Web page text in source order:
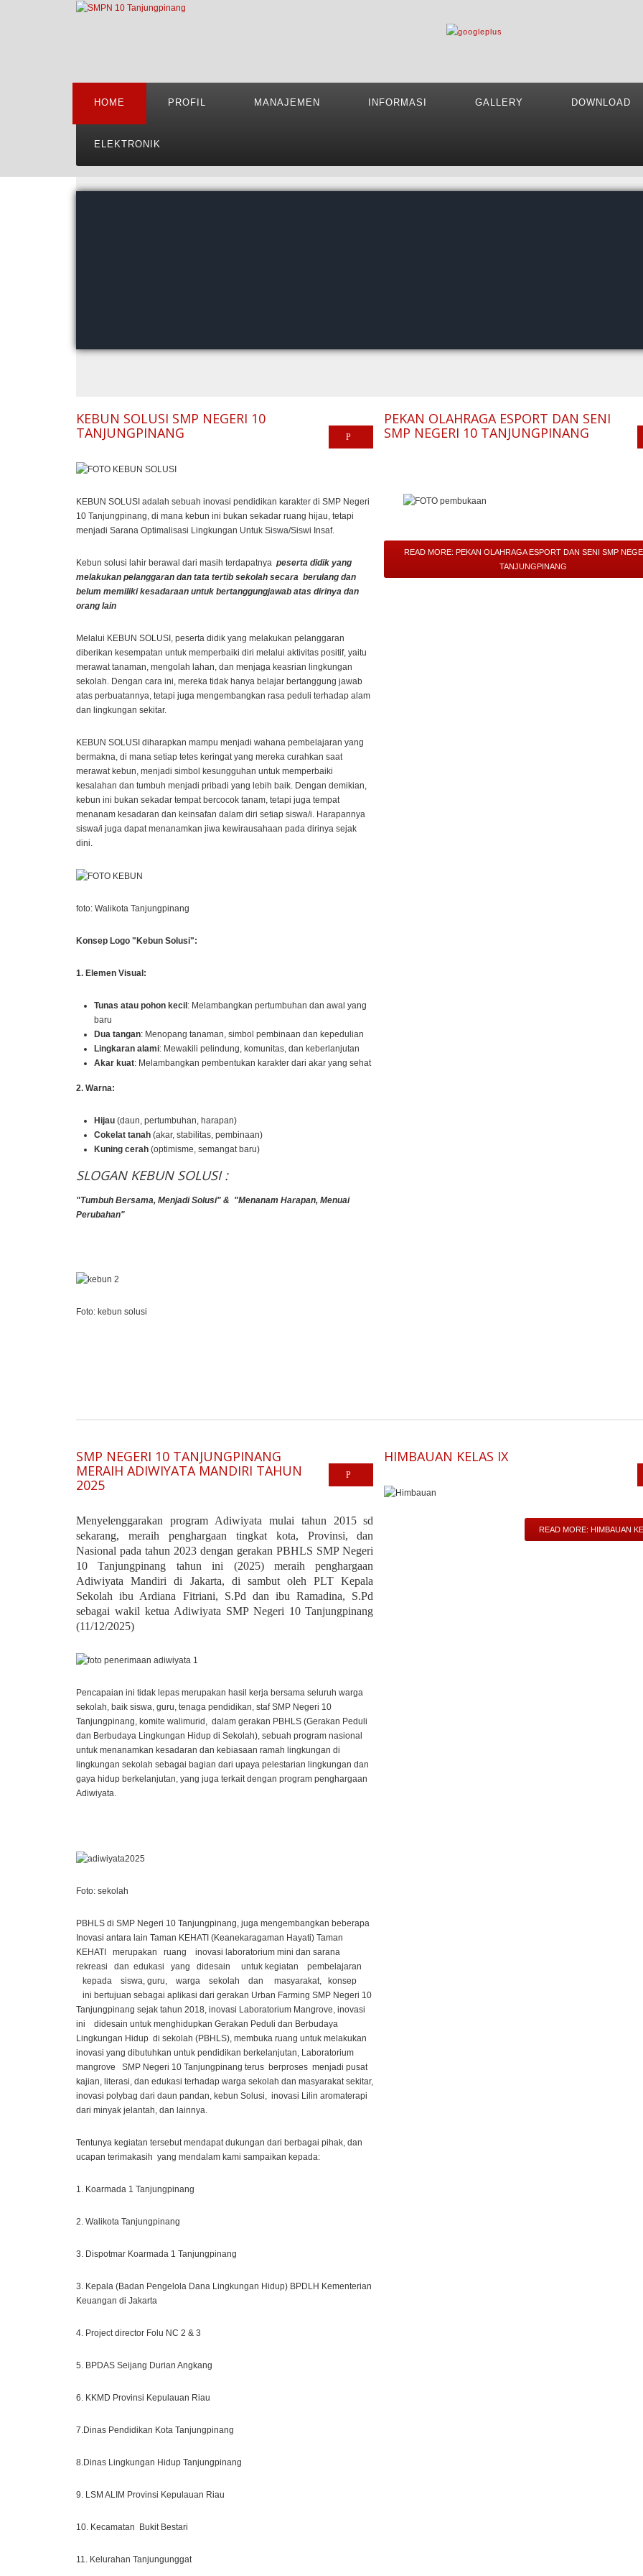
HOME PROFIL MANAJEMEN INFORMASI GALLERY DOWNLOAD
ELEKTRONIK
KEBUN SOLUSI SMP NEGERI 10
TANJUNGPINANG
KEBUN SOLUSI adalah sebuah inovasi pendidikan karakter di SMP Negeri
10 Tanjungpinang, di mana kebun ini bukan sekadar ruang hijau, tetapi
menjadi Sarana Optimalisasi Lingkungan Untuk Siswa/Siswi Insaf.
Kebun solusi lahir berawal dari masih terdapatnya peserta didik yang
melakukan pelanggaran dan tata tertib sekolah secara berulang dan
belum memiliki kesadaraan untuk bertanggungjawab atas dirinya dan
orang lain
Melalui KEBUN SOLUSI, peserta didik yang melakukan pelanggaran
diberikan kesempatan untuk memperbaiki diri melalui aktivitas positif, yaitu
merawat tanaman, mengolah lahan, dan menjaga keasrian lingkungan
sekolah. Dengan cara ini, mereka tidak hanya belajar bertanggung jawab
atas perbuatannya, tetapi juga mengembangkan rasa peduli terhadap alam
dan lingkungan sekitar.
KEBUN SOLUSI diharapkan mampu menjadi wahana pembelajaran yang
bermakna, di mana setiap tetes keringat yang mereka curahkan saat
merawat kebun, menjadi simbol kesungguhan untuk memperbaiki
kesalahan dan tumbuh menjadi pribadi yang lebih baik. Dengan demikian,
kebun ini bukan sekadar tempat bercocok tanam, tetapi juga tempat
menanam kesadaran dan keinsafan dalam diri setiap siswa/i. Harapannya
siswa/i juga dapat menanamkan jiwa kewirausahaan pada dirinya sejak
dini.
foto: Walikota Tanjungpinang
Konsep Logo "Kebun Solusi":
1. Elemen Visual:
Tunas atau pohon kecil: Melambangkan pertumbuhan dan awal yang
baru
Dua tangan: Menopang tanaman, simbol pembinaan dan kepedulian
Lingkaran alami: Mewakili pelindung, komunitas, dan keberlanjutan
Akar kuat: Melambangkan pembentukan karakter dari akar yang sehat
2. Warna:
Hijau (daun, pertumbuhan, harapan)
Cokelat tanah (akar, stabilitas, pembinaan)
Kuning cerah (optimisme, semangat baru)
SLOGAN KEBUN SOLUSI :
"Tumbuh Bersama, Menjadi Solusi" & "Menanam Harapan, Menuai
Perubahan"
Foto: kebun solusi
PEKAN OLAHRAGA ESPORT DAN SENI
SMP NEGERI 10 TANJUNGPINANG
READ MORE: PEKAN OLAHRAGA ESPORT DAN SENI SMP
TANJUNGPINANG
SMP NEGERI 10 TANJUNGPINANG
MERAIH ADIWIYATA MANDIRI TAHUN
2025
Menyelenggarakan program Adiwiyata mulai tahun 2015 sd
sekarang, meraih penghargaan tingkat kota, Provinsi, dan
Nasional pada tahun 2023 dengan gerakan PBHLS SMP Negeri
10 Tanjungpinang tahun ini (2025)meraih penghargaan
Adiwiyata Mandiri di Jakarta, di sambut oleh PLT Kepala
Sekolah ibu Ardiana Fitriani, S.Pd dan ibu Ramadina, S.Pd
sebagai wakil ketua Adiwiyata SMP Negeri 10 Tanjungpinang
(11/12/2025)
Pencapaian ini tidak lepas merupakan hasil kerja bersama seluruh warga
sekolah, baik siswa, guru, tenaga pendidikan, staf SMP Negeri 10
Tanjungpinang, komite walimurid, dalam gerakan PBHLS (Gerakan Peduli
dan Berbudaya Lingkungan Hidup di Sekolah), sebuah program nasional
untuk menanamkan kesadaran dan kebiasaan ramah lingkungan di
lingkungan sekolah sebagai bagian dari upaya pelestarian lingkungan dan
gaya hidup berkelanjutan, yang juga terkait dengan program penghargaan
Adiwiyata.
Foto: sekolah
PBHLS di SMP Negeri 10 Tanjungpinang, juga mengembangkan beberapa
Inovasi antara lain Taman KEHATI (Keanekaragaman Hayati) Taman
KEHATI merupakan ruang inovasi laboratorium mini dan sarana
rekreasi dan edukasi yang didesain untuk kegiatan pembelajaran
kepada siswa, guru, warga sekolah dan masyarakat, konsep
ini bertujuan sebagai aplikasi dari gerakan Urban Farming SMP Negeri 10
Tanjungpinang sejak tahun 2018, inovasi Laboratorium Mangrove, inovasi
ini didesain untuk menghidupkan Gerakan Peduli dan Berbudaya
Lingkungan Hidup di sekolah (PBHLS), membuka ruang untuk melakukan
inovasi yang dibutuhkan untuk pendidikan berkelanjutan, Laboratorium
mangrove SMP Negeri 10 Tanjungpinang terus berproses menjadi pusat
kajian, literasi, dan edukasi terhadap warga sekolah dan masyarakat sekitar,
inovasi polybag dari daun pandan, kebun Solusi, inovasi Lilin aromaterapi
dari minyak jelantah, dan lainnya.
Tentunya kegiatan tersebut mendapat dukungan dari berbagai pihak, dan
ucapan terimakasih yang mendalam kami sampaikan kepada:
1. Koarmada 1 Tanjungpinang
2. Walikota Tanjungpinang
3. Dispotmar Koarmada 1 Tanjungpinang
3. Kepala (Badan Pengelola Dana Lingkungan Hidup) BPDLH Kementerian
Keuangan di Jakarta
4. Project director Folu NC 2 & 3
5. BPDAS Seijang Durian Angkang
6. KKMD Provinsi Kepulauan Riau
7.Dinas Pendidikan Kota Tanjungpinang
8.Dinas Lingkungan Hidup Tanjungpinang
9. LSM ALIM Provinsi Kepulauan Riau
10. Kecamatan Bukit Bestari
11. Kelurahan Tanjungunggat
HIMBAUAN KELAS IX
READ MORE: HIMBAUAN